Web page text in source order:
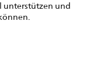
unterstützen und